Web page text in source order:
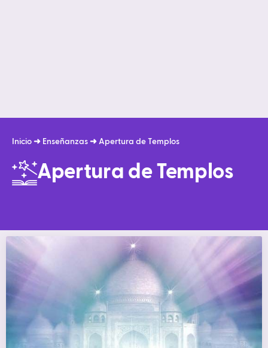
Inicio ➜ Enseñanzas ➜ Apertura de Templos
Apertura de Templos